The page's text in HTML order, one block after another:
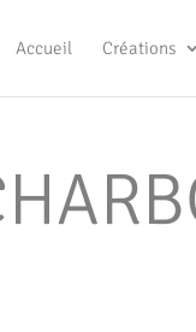
Accueil Créations